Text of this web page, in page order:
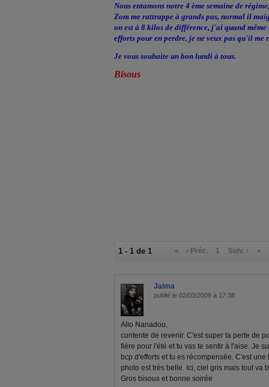
Nous entamons notre 4 ème semaine de
Zom me rattrappe à grands pas, normal il
on est à 8 kilos de différence, j'ai quand
efforts pour en perdre, je ne veux pas qu'il me
Je vous souhaite un bon lundi à tous.
Bisous
1 - 1 de 1 « ‹ Préc. 1 Suiv. › »
Jalma
publié le 02/03/2009 à 17:38
Allo Nanadou,
contente de revenir. C'est super ta perte de
fière pour l'été et tu vas te sentir à l'aise. Je
bcp d'efforts et tu es récompensée. C'est
photo est très belle. Ici, ciel gris mais tout va
Gros bisous et bonne soirée